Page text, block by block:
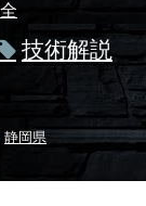
技術解説
静岡県